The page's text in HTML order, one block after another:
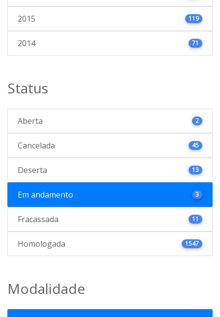
2015 119
2014 71
Status
Aberta 2
Cancelada 45
Deserta 13
Em andamento 3
Fracassada 11
Homologada 1547
Modalidade